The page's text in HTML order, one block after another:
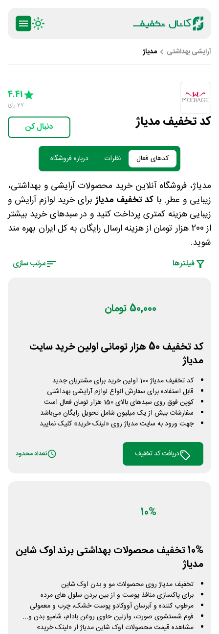
آرایشی بهداشتی مدیاژ
کد تخفیف مدیاژ
4 Stars
5 Stars
4.41
27 رای
دنبال کن
کدهای فعال نظرات درباره فروشگاه
مدیاژ، فروشگاه آنلاین خرید محصولات آرایشی و بهداشتی،
زیبایی و عطر. با کد تخفیف مدیاژبرای خرید لوازم آرایش و
زیبایی هزینه کمتری پرداخت کنید و در سبدهای خرید بیشتر
از 200 هزار تومان از هزینه ارسال رایگان به کل ایران بهره مند
شوید.
فیلتر‌ها مرتب سازی
50,000 تومان
کد تخفیف 50 هزار تومانی اولین خرید سایت
مدیاژ
کد تخفیف مدیاژ 100 اولین خرید برای مشتریان جدید
قابل استفاده برای سفارش انواع لوازم آرایشی بهداشتی
کوپن فوق روی سبدهای بالای 150 هزار تومان فعال است
سفارشات بیش از یک میلیون شامل تحویل رایگان می‌باشد
جهت ورود به سایت مدیاژ روی «لینک خرید» کلیک نمایید
دریافت کد تخفیف تعداد محدود
10%
10% تخفیف محصولات بهداشتی برند اوک شاین
مدیاژ
تخفیف مدیاژ روی محصولات مو و بدن اوک شاین
برای پاکسازی منافذ پوست و از بین بردن سلول های مرده
مرطوب کننده و آبرسان آووکادو پوست خشک، چرب و معمولی
فوم شستشوی صورت، وازلین حاوی روغن بادام، شامپو بدن و...
مشاهده قیمت محصولات اوک شاین مدیاژ از «لینک خرید»